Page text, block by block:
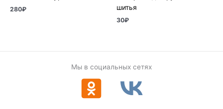
280₽
шитья
30₽
Мы в социальных сетях